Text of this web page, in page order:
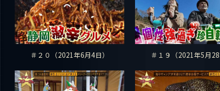
＃２０（2021年6月4日） ＃１９（2021年5月